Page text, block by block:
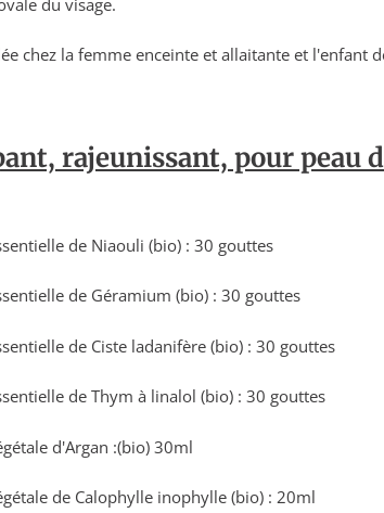
chez la femme enceinte et allaitante et l'enfant
rajeunissant, pour peau
de Niaouli (bio) : 30 gouttes
de Géramium (bio) : 30 gouttes
de Ciste ladanifère (bio) : 30 gouttes
de Thym à linalol (bio) : 30 gouttes
d'Argan :(bio) 30ml
de Calophylle inophylle (bio) : 20ml